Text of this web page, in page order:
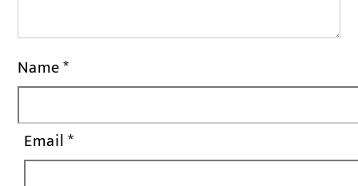
Name*
Email*